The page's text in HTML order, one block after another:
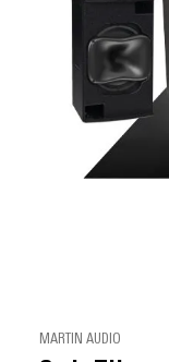
MARTIN AUDIO